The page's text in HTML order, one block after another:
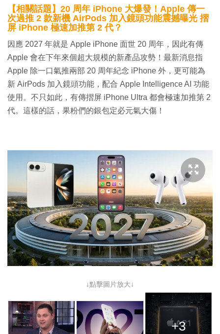
【相關話題】20 周年 iPhone 大爆發！Apple 傳一
次過推 2 款新機 AirPods 加入鏡頭功能震撼曝光 摺
屏 iPhone 極速加推第 2 代？
因應 2027 年就是 Apple iPhone 面世 20 周年，因此有傳
Apple 會在下年來個超大規模的新產品攻勢！最新消息指
Apple 除一口氣推兩部 20 周年紀念 iPhone 外，更可能為
新 AirPods 加入鏡頭功能，配合 Apple Intelligence AI 功能
使用。不只如此，有傳摺屏 iPhone Ultra 都會極速加推第 2
代。這樣的話，果粉們的銀包定必元氣大傷！
↓點擊圖片放大↓
+3